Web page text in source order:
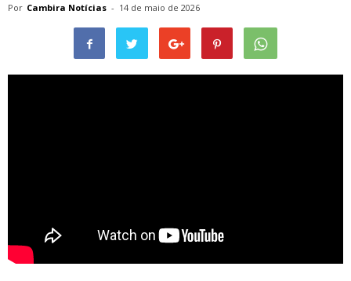
Por Cambira Notícias - 14 de maio de 2026